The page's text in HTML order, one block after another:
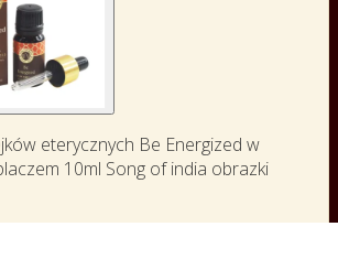
eterycznych Be Energized w
10ml Song of india obrazki